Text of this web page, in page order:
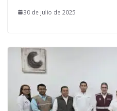
30 de julio de 2025